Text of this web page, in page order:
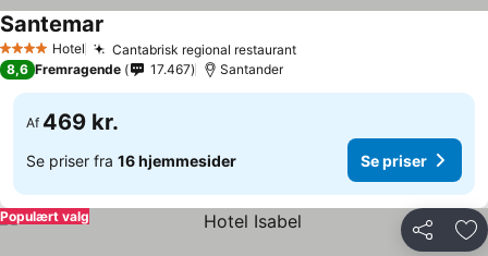
4 StjernerHotel Cantabrisk regional restaurantSe priser
Santemar
8,6 Fremragende 17.467 Santander
Af 469 kr.
Se priser fra 16 hjemmesider Se priser
Del
Populært valg